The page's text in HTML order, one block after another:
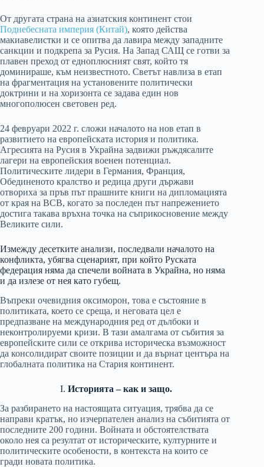
От другата страна на азиатския континент стои
Поднебесната империя (Китай), която действа
макиавелистки и се опитва да лавира между западните
санкции и подкрепа за Русия. На Запад САЩ се готви за
плавен преход от едноплюсният свят, който тя
доминираше, към неизвестното. Светът навлиза в етап
на фрагментация на установените политически
доктрини и на хоризонта се задава един нов
многополюсен световен ред.
24 февруари 2022 г. сложи началото на нов етап в
развитието на европейската история и политика.
Агресията на Русия в Украйна задвижи ръждясалите
лагери на европейския военен потенциал.
Политическите лидери в Германия, Франция,
Обединеното кралство и редица други държави
отвориха за пръв път прашните книги на дипломацията
от края на ВСВ, когато за последен път напрежението
достига такава връхна точка на съприкосновение между
Великите сили.
Измежду десетките анализи, последвали началото на
конфликта, убягва сценарият, при който Руската
федерация няма да спечели войната в Украйна, но няма
и да излезе от нея като губещ.
Въпреки очевидния оксиморон, това е състояние в
политиката, което се среща, и неговата цел е
предпазване на международния ред от дълбоки и
неконтролируеми кризи. В тази амалгама от събития за
европейските сили се открива историческа възможност
да консолидират своите позиции и да върнат центъра на
глобалната политика на Стария континент.
I.Историята – как и защо.
За разбирането на настоящата ситуация, трябва да се
направи кратък, но изчерпателен анализ на събитията от
последните 200 години. Войната и обстоятелствата
около нея са резултат от историческите, културните и
политическите особености, в контекста на които се
гради новата политика.